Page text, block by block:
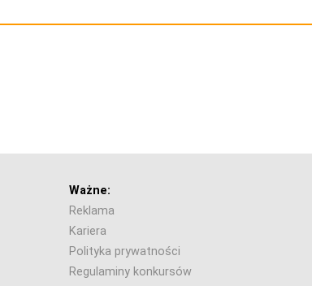
Ważne:
Reklama
Kariera
Polityka prywatności
Regulaminy konkursów